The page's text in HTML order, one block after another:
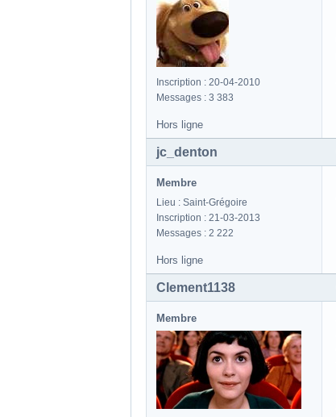
Inscription : 20-04-2010
Messages : 3 383
Hors ligne
jc_denton
Membre
Lieu : Saint-Grégoire
Inscription : 21-03-2013
Messages : 2 222
Hors ligne
Clement1138
Membre